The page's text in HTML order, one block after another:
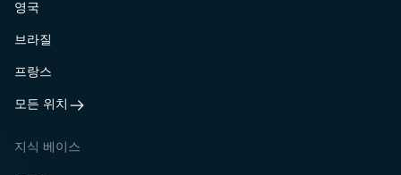
영국
브라질
프랑스
모든 위치
지식 베이스